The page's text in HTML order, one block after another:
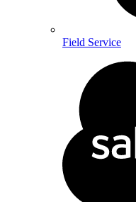
Field Service